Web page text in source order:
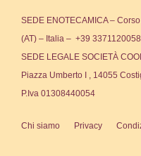
SEDE ENOTECAMICA –
(AT) – Italia – +39 3371120058
SEDE LEGALE SOCIETÀ
Piazza Umberto I , 14055
P.Iva 01308440054
Chi siamo Privacy